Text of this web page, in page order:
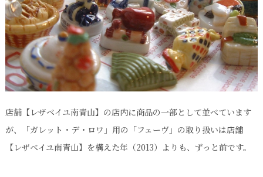
店舗【レザベイユ南青山】の店内に商品の一部として並べています
が、「ガレット・デ・ロワ」用の「フェーヴ」の取り扱いは店舗
【レザベイユ南青山】を構えた年（2013）よりも、ずっと前です。